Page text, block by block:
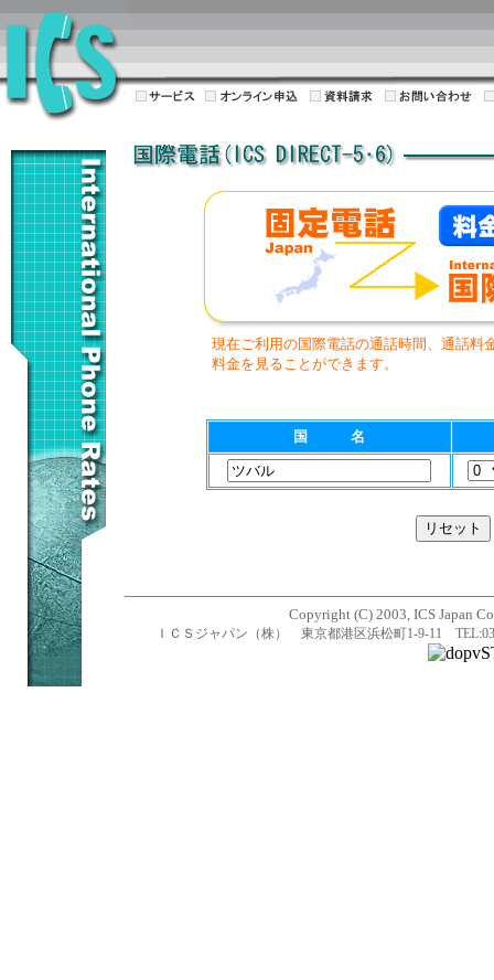
現在ご利用の国際電話の通話時間、通話料
料金を見ることができます。
国 名
Copyright (C) 2003, ICS Japan
ＩＣＳジャパン（株） 東京都港区浜松町1-9-11